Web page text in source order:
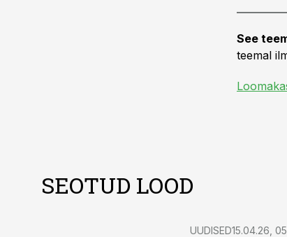
See
teemal
SEOTUD LOOD
UUDISED15.04.26,